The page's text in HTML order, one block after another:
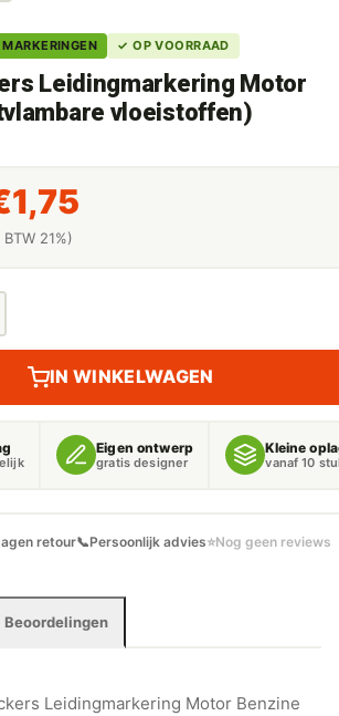
✓ OP VOORRAAD
Leidingmarkering Motor
vloeistoffen)
1,75
21%)
IN WINKELWAGEN
Eigen ontwerp
gratis designer
Kleine
vanaf 10
retour📞Persoonlijk advies⭐Nog geen reviews
Beoordelingen
Leidingmarkering Motor Benzine